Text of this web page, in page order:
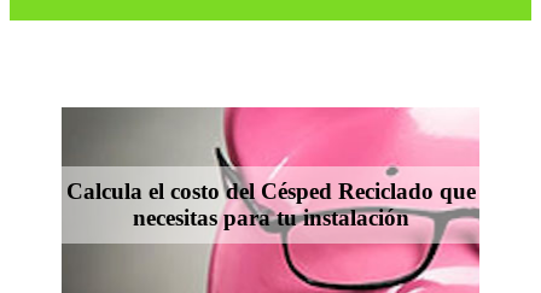
Calcula el costo del Césped Reciclado que
necesitas para tu instalación